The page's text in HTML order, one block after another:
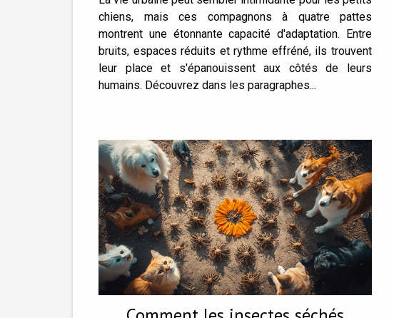
chiens, mais ces compagnons à quatre pattes
montrent une étonnante capacité d'adaptation. Entre
bruits, espaces réduits et rythme effréné, ils trouvent
leur place et s'épanouissent aux côtés de leurs
humains. Découvrez dans les paragraphes...